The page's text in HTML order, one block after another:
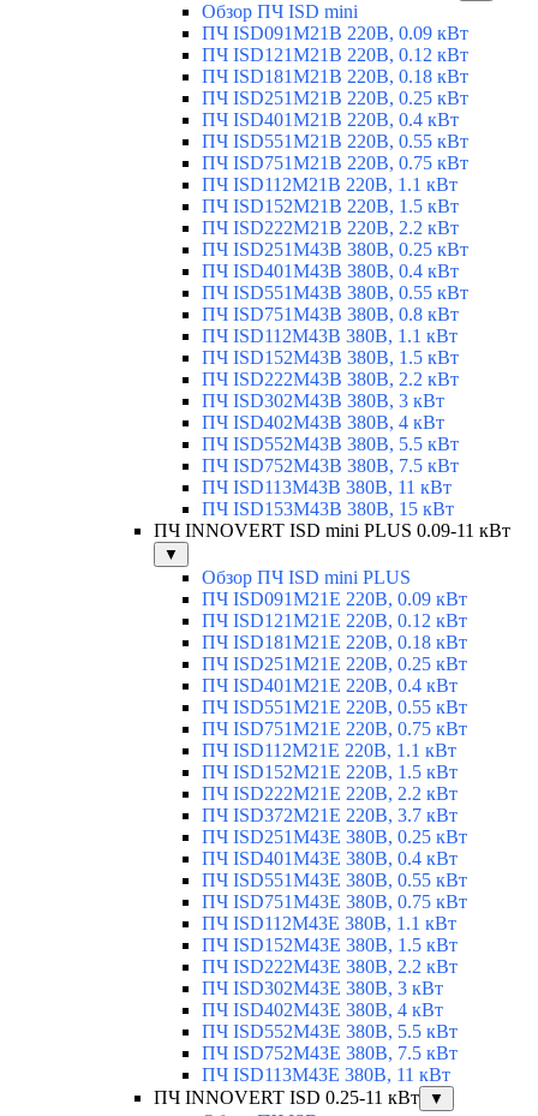
Обзор ПЧ ISD mini
ПЧ ISD091M21B 220В, 0.09 кВт
ПЧ ISD121M21B 220В, 0.12 кВт
ПЧ ISD181M21B 220В, 0.18 кВт
ПЧ ISD251M21B 220В, 0.25 кВт
ПЧ ISD401M21B 220В, 0.4 кВт
ПЧ ISD551M21B 220В, 0.55 кВт
ПЧ ISD751M21B 220В, 0.75 кВт
ПЧ ISD112M21B 220В, 1.1 кВт
ПЧ ISD152M21B 220В, 1.5 кВт
ПЧ ISD222M21B 220В, 2.2 кВт
ПЧ ISD251M43B 380В, 0.25 кВт
ПЧ ISD401M43B 380В, 0.4 кВт
ПЧ ISD551M43B 380В, 0.55 кВт
ПЧ ISD751M43B 380В, 0.8 кВт
ПЧ ISD112M43B 380В, 1.1 кВт
ПЧ ISD152M43B 380В, 1.5 кВт
ПЧ ISD222M43B 380В, 2.2 кВт
ПЧ ISD302M43B 380В, 3 кВт
ПЧ ISD402M43B 380В, 4 кВт
ПЧ ISD552M43B 380В, 5.5 кВт
ПЧ ISD752M43B 380В, 7.5 кВт
ПЧ ISD113M43B 380В, 11 кВт
ПЧ ISD153M43B 380В, 15 кВт
ПЧ INNOVERT ISD mini PLUS 0.09-11 кВт
▼
Обзор ПЧ ISD mini PLUS
ПЧ ISD091M21E 220В, 0.09 кВт
ПЧ ISD121M21E 220В, 0.12 кВт
ПЧ ISD181M21E 220В, 0.18 кВт
ПЧ ISD251M21E 220В, 0.25 кВт
ПЧ ISD401M21E 220В, 0.4 кВт
ПЧ ISD551M21E 220В, 0.55 кВт
ПЧ ISD751M21E 220В, 0.75 кВт
ПЧ ISD112M21E 220В, 1.1 кВт
ПЧ ISD152M21E 220В, 1.5 кВт
ПЧ ISD222M21E 220В, 2.2 кВт
ПЧ ISD372M21E 220В, 3.7 кВт
ПЧ ISD251M43E 380В, 0.25 кВт
ПЧ ISD401M43E 380В, 0.4 кВт
ПЧ ISD551M43E 380В, 0.55 кВт
ПЧ ISD751M43E 380В, 0.75 кВт
ПЧ ISD112M43E 380В, 1.1 кВт
ПЧ ISD152M43E 380В, 1.5 кВт
ПЧ ISD222M43E 380В, 2.2 кВт
ПЧ ISD302M43E 380В, 3 кВт
ПЧ ISD402M43E 380В, 4 кВт
ПЧ ISD552M43E 380В, 5.5 кВт
ПЧ ISD752M43E 380В, 7.5 кВт
ПЧ ISD113M43E 380В, 11 кВт
ПЧ INNOVERT ISD 0.25-11 кВт
▼